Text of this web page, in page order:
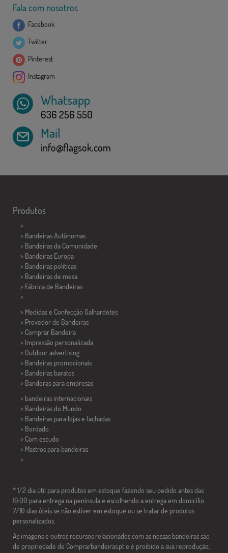
Fala com nosotros
Facebook
Twitter
Pinterest
Instagram
Whatsapp
636 256 550
Mail
info@flagsok.com
Produtos
>
> Bandeiras Autônomas
> Bandeiras da Comunidade
> Bandeiras Europa
> Bandeiras políticas
> Bandeiras de mesa
> Fábrica de Bandeiras
>
> Medidas e Confecção Galhardetes
> Provedor de Bandeiras
> Comprar Bandeira
> Impressão personalizada
> Outdoor advertising
> Bandeiras promocionais
> Bandeiras baratos
> Banderas para empresas
> bandeiras internacionais
> Bandeiras do Mundo
> Bandeiras para lojas e fachadas
> Bordado
> Com escudo
> Mastros para bandeiras
>
* 1/2 dia útil para produtos em estoque fazendo seu pedido antes das
16:00 para entrega na península e escolhendo a entrega em domicílio.
7/10 dias úteis se não estiver em estoque ou se tratar de produtos
personalizados.
As imagens e outros recursos relacionados com as nossas bandeiras são
de propriedade de Comprarbandeiras.pt e é proibido a sua reprodução,